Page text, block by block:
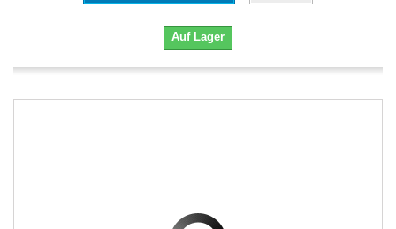
Auf Lager